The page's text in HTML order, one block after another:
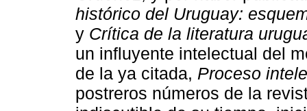
histórico del Uruguay:
y Crítica de la literatura
un influyente intelectual del
de la ya citada, Proceso
postreros números de la